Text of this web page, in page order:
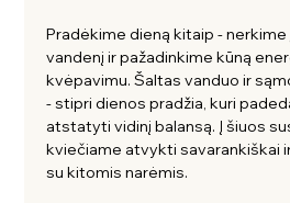
Pradėkime dieną kitaip -
vandenį ir pažadinkime kūną
kvėpavimu. Šaltas vanduo ir
- stipri dienos pradžia, kuri
atstatyti vidinį balansą. Į šiuos
kviečiame atvykti savarankiškai
su kitomis narėmis.